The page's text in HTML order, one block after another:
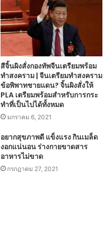
สีจิ้นผิงสั่งกองทัพจีนเตรียมพร้อม
ทำสงคราม | จีนเตรียมทำสงคราม
ข้อพิพาทชายแดน? จิ้นผิงสั่งให้
PLA เตรียมพร้อมสำหรับการกระ
ทำที่เป็นไปได้ทั้งหมด
มกราคม 6, 2021
อยากสุขภาพดี แข็งแรง กินเมล็ด
งอกแน่นอน ร่างกายขาดสาร
อาหารไม่ขาด
กรกฎาคม 27, 2021